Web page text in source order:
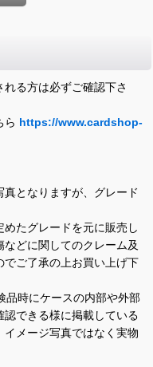
る方は必ずご確認下さ
ら https://www.cardshop-
となりますが、グレード
たグレードを元に販売し
どに関してのクレーム及
ご了承の上お買い上げ下
品時にケースの内部や外部
できる様に掲載している
メージ写真ではなく実物